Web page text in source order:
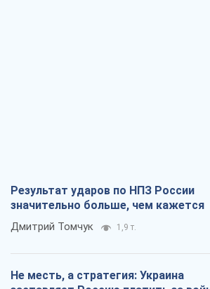
Результат ударов по НПЗ России
значительно больше, чем кажется
Дмитрий Томчук 1,9 т.
Не месть, а стратегия: Украина